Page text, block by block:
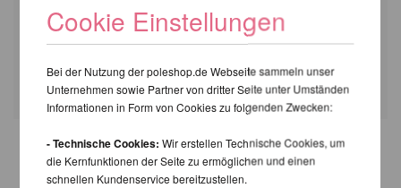
XPert Deckenhalterung für schräge
Decken
WEITERE PRODUKTE
Cookie Einstellungen
Bei der Nutzung der poleshop.de Webseite sammeln unser
Unternehmen sowie Partner von dritter Seite unter Umständen
Informationen in Form von Cookies zu folgenden Zwecken:
- Technische Cookies: Wir erstellen Technische Cookies, um
die Kernfunktionen der Seite zu ermöglichen und einen
schnellen Kundenservice bereitzustellen.